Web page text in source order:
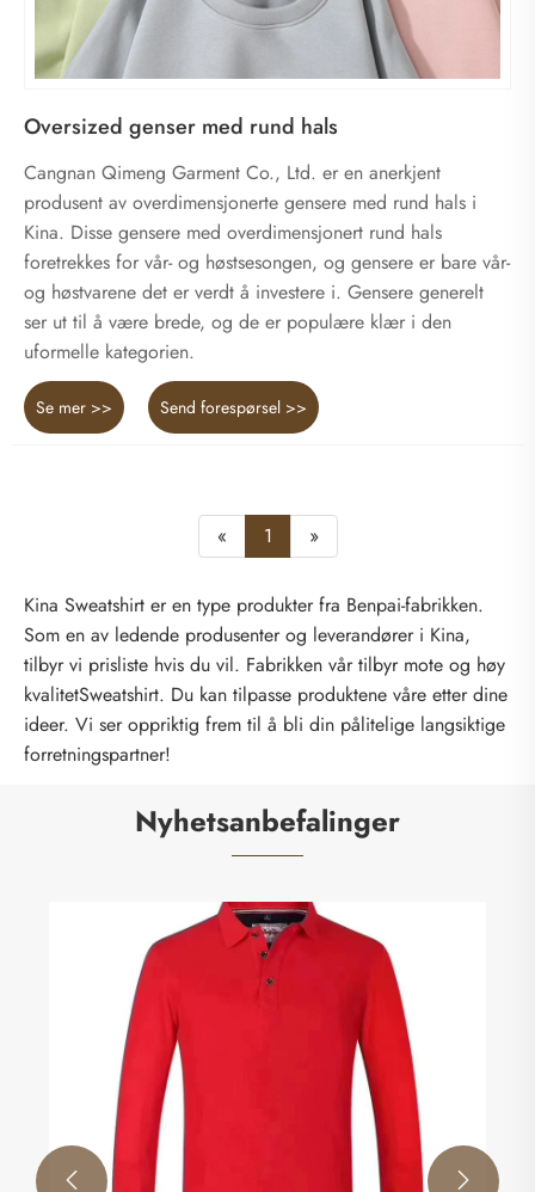
Oversized genser med rund hals
Cangnan Qimeng Garment Co., Ltd. er en anerkjent
produsent av overdimensjonerte gensere med rund hals i
Kina. Disse gensere med overdimensjonert rund hals
foretrekkes for vår- og høstsesongen, og gensere er bare vår-
og høstvarene det er verdt å investere i. Gensere generelt
ser ut til å være brede, og de er populære klær i den
uformelle kategorien.
Se mer >> Send forespørsel >>
« 1 »
Kina Sweatshirt er en type produkter fra Benpai-fabrikken.
Som en av ledende produsenter og leverandører i Kina,
tilbyr vi prisliste hvis du vil. Fabrikken vår tilbyr mote og høy
kvalitetSweatshirt. Du kan tilpasse produktene våre etter dine
ideer. Vi ser oppriktig frem til å bli din pålitelige langsiktige
forretningspartner!
Nyhetsanbefalinger
 